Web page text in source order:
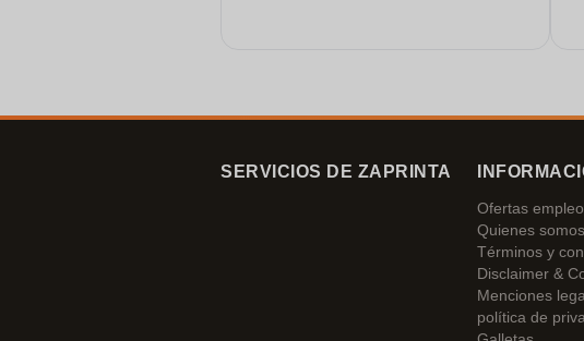
SERVICIOS DE ZAPRINTA
Ofertas empleo
Quienes
Términos y
Disclaimer &
Menciones
política de